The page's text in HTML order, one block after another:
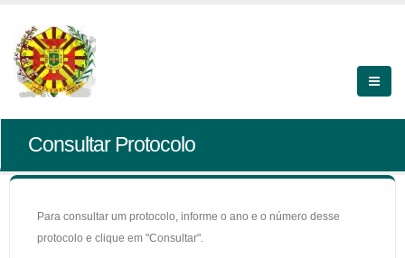
Consultar Protocolo
Para consultar um protocolo, informe o ano e o número desse
protocolo e clique em "Consultar".